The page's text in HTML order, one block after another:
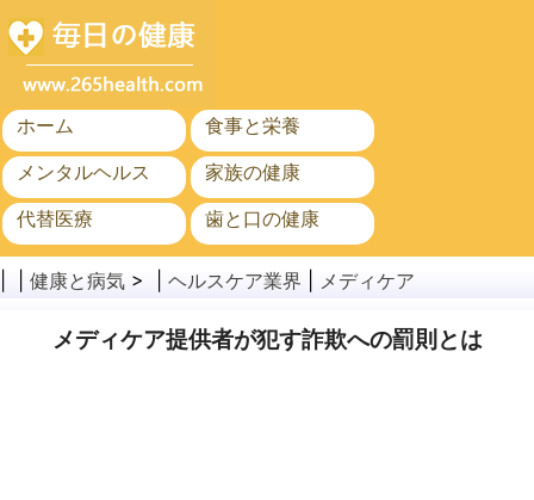
ホーム
食事と栄養
メンタルヘルス
家族の健康
代替医療
歯と口の健康
がん
健康と病気 > | ヘルスケア業界 メディケア
メディケア提供者が犯す詐欺への罰則とは